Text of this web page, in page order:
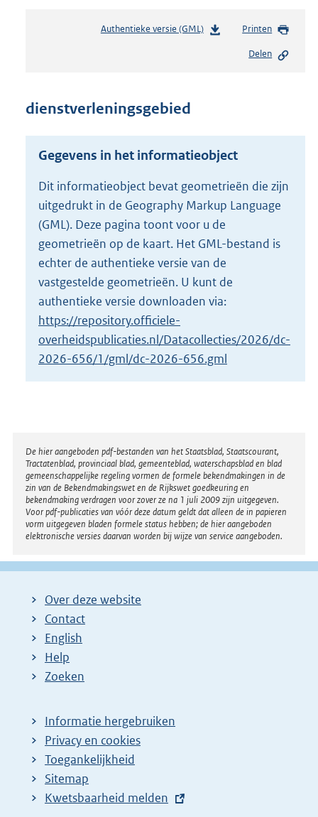
Authentieke versie (GML)b
s
r
o
t
t
e
3
K
b
Printen
Delen
dienstverleningsgebied
Gegevens in het informatieobject
Dit informatieobject bevat geometrieën die zijn
uitgedrukt in de Geography Markup Language
(GML). Deze pagina toont voor u de
geometrieën op de kaart. Het GML-bestand is
echter de authentieke versie van de
vastgestelde geometrieën. U kunt de
authentieke versie downloaden via:
https://repository.officiele-
overheidspublicaties.nl/Datacollecties/2026/dc-
2026-656/1/gml/dc-2026-656.gml
Disclaimer
De hier aangeboden pdf-bestanden van het Staatsblad, Staatscourant,
Tractatenblad, provinciaal blad, gemeenteblad, waterschapsblad en blad
gemeenschappelijke regeling vormen de formele bekendmakingen in de
zin van de Bekendmakingswet en de Rijkswet goedkeuring en
bekendmaking verdragen voor zover ze na 1 juli 2009 zijn uitgegeven.
Voor pdf-publicaties van vóór deze datum geldt dat alleen de in papieren
vorm uitgegeven bladen formele status hebben; de hier aangeboden
elektronische versies daarvan worden bij wijze van service aangeboden.
Over deze website
Contact
English
Help
Zoeken
Informatie hergebruiken
Privacy en cookies
Toegankelijkheid
Sitemap
E
Kwetsbaarheid melden